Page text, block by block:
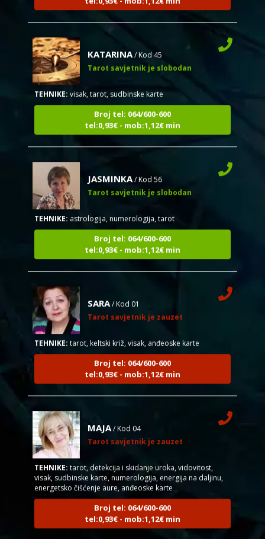
Tarot savjetnik je slobodan
TEHNIKE:visak, tarot, sudbinske karte
Broj tel: 064/600-600
tel:0,93€ - mob:1,12€ min
Tarot savjetnik je slobodan
TEHNIKE:astrologija, numerologija, tarot
Broj tel: 064/600-600
tel:0,93€ - mob:1,12€ min
Tarot savjetnik je zauzet
TEHNIKE: tarot, keltski križ, visak, anđeoske karte
Broj tel: 064/600-600
tel:0,93€ - mob:1,12€ min
Tarot savjetnik je zauzet
TEHNIKE:tarot, detekcija i skidanje uroka, vidovitost,
visak, sudbinske karte, numerologija, energija na daljinu,
energetsko čišćenje aure, anđeoske karte
Broj tel: 064/600-600
tel:0,93€ - mob:1,12€ min